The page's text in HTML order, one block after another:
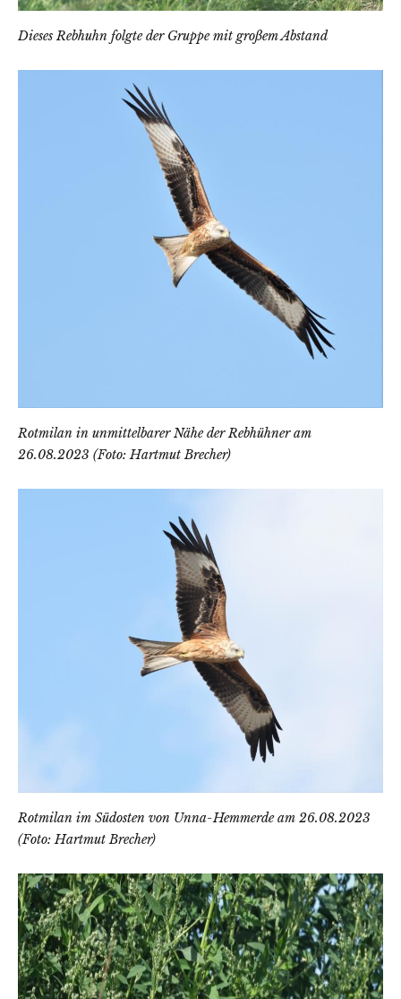
Dieses Rebhuhn folgte der Gruppe mit großem Abstand
Rotmilan in unmittelbarer Nähe der Rebhühner am
26.08.2023 (Foto: Hartmut Brecher)
Rotmilan im Südosten von Unna-Hemmerde am 26.08.2023
(Foto: Hartmut Brecher)